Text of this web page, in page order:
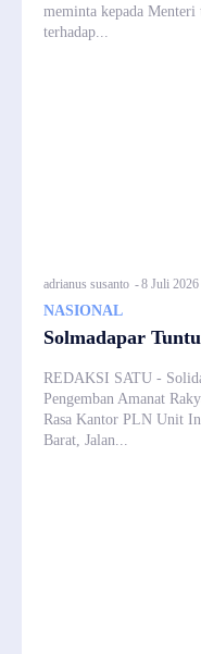
meminta kepada
terhadap...
adrianus susanto -8 Juli 2026
NASIONAL
Solmadapar
REDAKSI SATU -
Pengemban Amanat
Rasa Kantor PLN Unit
Barat, Jalan...